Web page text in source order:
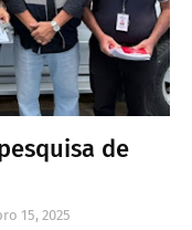
de
15, 2025